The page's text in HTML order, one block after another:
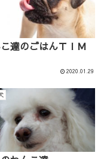
達のごはんＴＩＭ
2020.01.29